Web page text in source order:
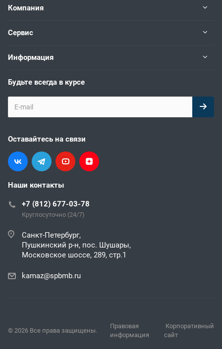
Компания
Сервис
Информация
Будьте всегда в курсе
Оставайтесь на связи
Наши контакты
+7 (812) 677-03-78
Круглосуточно (24/7)
Санкт-Петербург,
Пушкинский р-н, пос. Шушары,
Московское шоссе, 289, стр.1
kamaz@spbmb.ru
© 2026 Все права защищены.
Правовая
информация
Корпоративный
сайт